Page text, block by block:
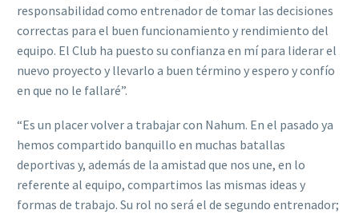
responsabilidad como entrenador de tomar las decisiones
correctas para el buen funcionamiento y rendimiento del
equipo. El Club ha puesto su confianza en mí para liderar el
nuevo proyecto y llevarlo a buen término y espero y confío
en que no le fallaré”.
“Es un placer volver a trabajar con Nahum. En el pasado ya
hemos compartido banquillo en muchas batallas
deportivas y, además de la amistad que nos une, en lo
referente al equipo, compartimos las mismas ideas y
formas de trabajo. Su rol no será el de segundo entrenador;